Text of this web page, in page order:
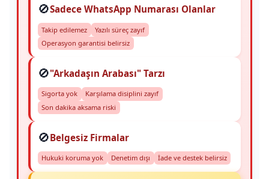
🚫Sadece WhatsApp Numarası Olanlar
Takip edilemez
Yazılı süreç zayıf
Operasyon garantisi belirsiz
🚫"Arkadaşın Arabası" Tarzı
Sigorta yok
Karşılama disiplini zayıf
Son dakika aksama riski
🚫Belgesiz Firmalar
Hukuki koruma yok Denetim dışı İade ve destek belirsiz